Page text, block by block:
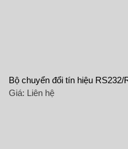
Bộ chuyển đổi tín hiệu
Giá: Liên hệ